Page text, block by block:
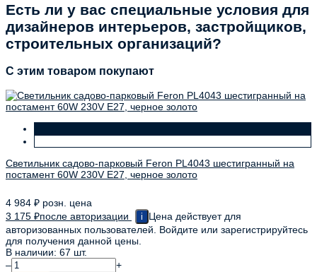
Есть ли у вас специальные условия для
дизайнеров интерьеров, застройщиков,
строительных организаций?
C этим товаром покупают
Светильник садово-парковый Feron PL4043 шестигранный на
постамент 60W 230V E27, черное золото
4 984 ₽ розн. цена
3 175 ₽после авторизации i
Цена действует для
авторизованных пользователей. Войдите или зарегистрируйтесь
для получения данной цены.
В наличии: 67 шт.
–
+